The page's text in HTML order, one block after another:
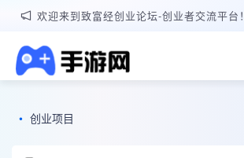
欢迎来到致富经创业论坛-创业者交流平台！
• 创业项目